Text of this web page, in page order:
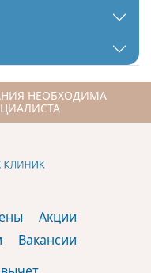
НЕОБХОДИМА
Акции
Вакансии